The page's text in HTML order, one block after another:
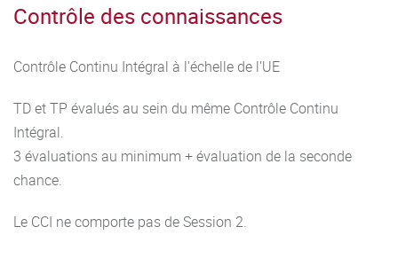
Contrôle des connaissances
Contrôle Continu Intégral à l'échelle de l'UE
TD et TP évalués au sein du même Contrôle Continu
Intégral.
3 évaluations au minimum + évaluation de la seconde
chance.
Le CCI ne comporte pas de Session 2.